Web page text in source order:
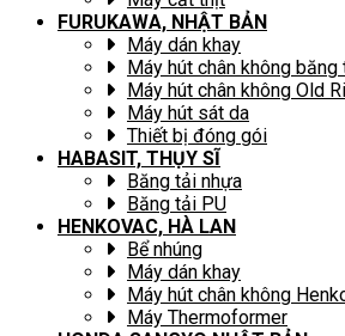
FURUKAWA, NHẬT BẢN
Máy dán khay
Máy hút chân không
Máy hút chân không Old
Máy hút sát da
Thiết bị đóng gói
HABASIT, THỤY SĨ
Băng tải nhựa
Băng tải PU
HENKOVAC, HÀ LAN
Bể nhúng
Máy dán khay
Máy hút chân không
Máy Thermoformer